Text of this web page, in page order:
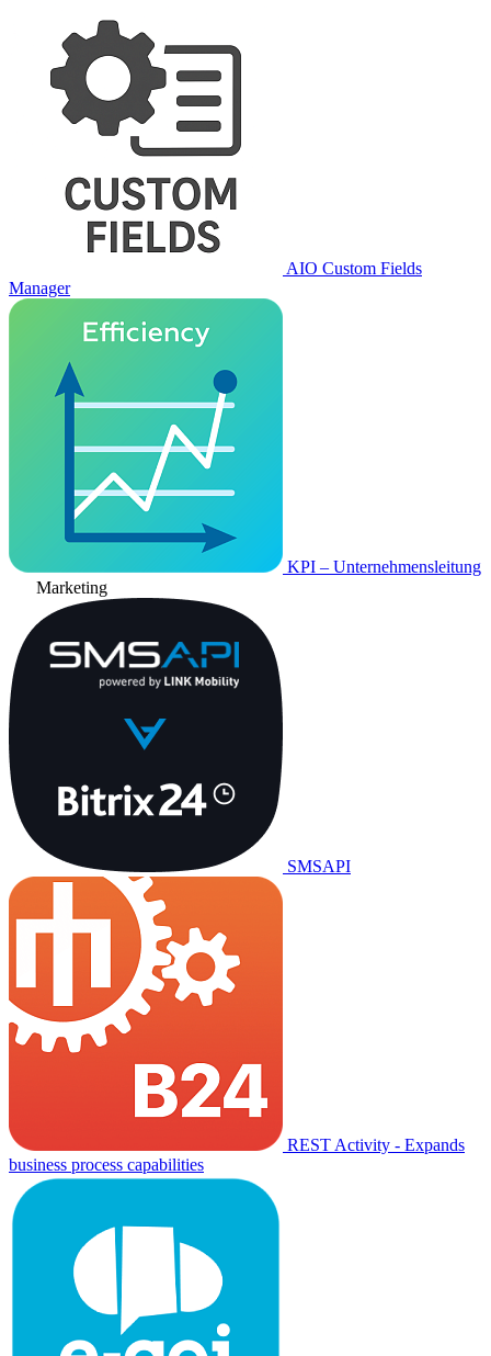
AIO Custom Fields
Manager
KPI – Unternehmensleitung
Marketing
SMSAPI
REST Activity - Expands
business process capabilities